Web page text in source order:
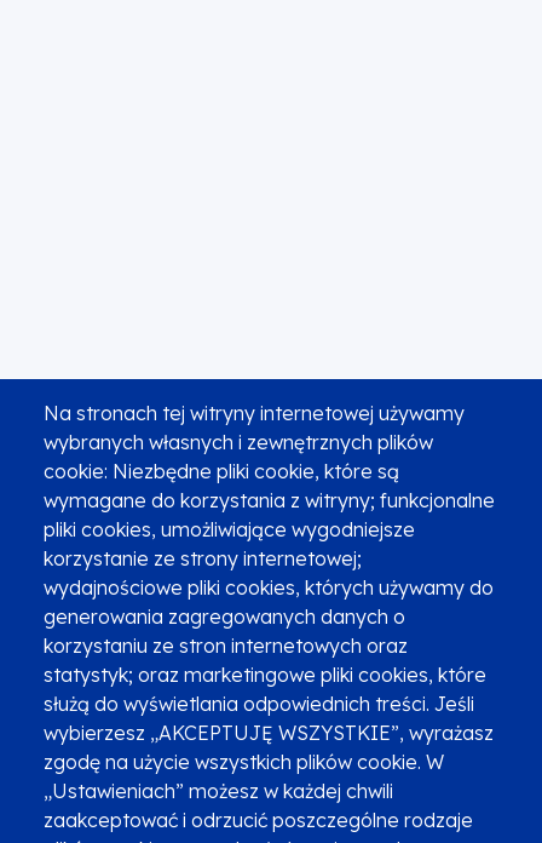
Na stronach tej witryny internetowej używamy
wybranych własnych i zewnętrznych plików
cookie: Niezbędne pliki cookie, które są
wymagane do korzystania z witryny; funkcjonalne
pliki cookies, umożliwiające wygodniejsze
korzystanie ze strony internetowej;
wydajnościowe pliki cookies, których używamy do
generowania zagregowanych danych o
korzystaniu ze stron internetowych oraz
statystyk; oraz marketingowe pliki cookies, które
służą do wyświetlania odpowiednich treści. Jeśli
wybierzesz „AKCEPTUJĘ WSZYSTKIE”, wyrażasz
zgodę na użycie wszystkich plików cookie. W
„Ustawieniach” możesz w każdej chwili
zaakceptować i odrzucić poszczególne rodzaje